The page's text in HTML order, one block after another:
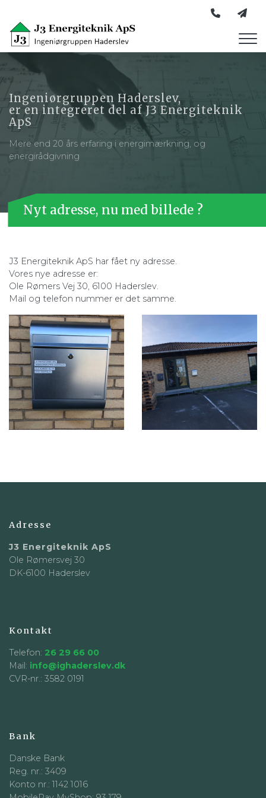
main
content
Ingeniørgruppen Haderslev,
er en integreret del af J3 Energiteknik
ApS
Mere end 20 års erfaring i energimærkning, og
energirådgivning
Nyt adresse, nu med billede ?
J3 Energiteknik ApS har fået ny adresse.
Vores nye adresse er:
Ole Rømers Vej 30, 6100 Haderslev.
Mail og telefon nummer er det samme.
Adresse
J3 Energiteknik ApS
Ole Rømersvej 30
DK-6100 Haderslev
Kontakt
Telefon: 26 29 66 00
Mail: info@ighaderslev.dk
CVR-nr.: 3582 0191
Bank
Danske Bank
Reg. nr.: 3409
Konto nr.: 1142 1016